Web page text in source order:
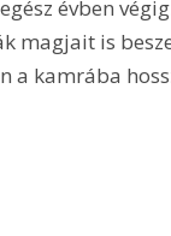
évben
magjait is
a kamrába